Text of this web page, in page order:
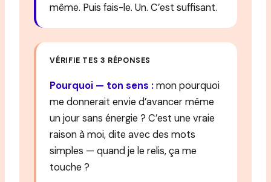
même. Puis fais-le. Un. C’est suffisant.
VÉRIFIE TES 3 RÉPONSES
Pourquoi — ton sens :mon pourquoi
me donnerait envie d’avancer même
un jour sans énergie ? C’est une vraie
raison à moi, dite avec des mots
simples — quand je le relis, ça me
touche ?